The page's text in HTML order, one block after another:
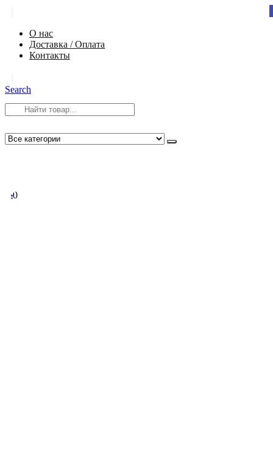
О нас
Доставка / Оплата
Контакты
Search
00